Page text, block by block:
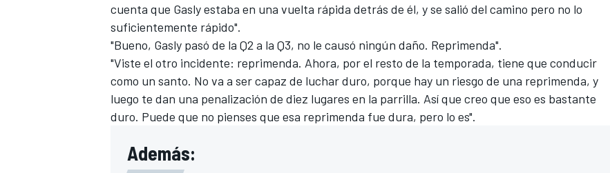
cuenta que Gasly estaba en una vuelta rápida detrás de él, y se salió del camino pero no lo
suficientemente rápido".
"Bueno, Gasly pasó de la Q2 a la Q3, no le causó ningún daño. Reprimenda".
"Viste el otro incidente: reprimenda. Ahora, por el resto de la temporada, tiene que conducir
como un santo. No va a ser capaz de luchar duro, porque hay un riesgo de una reprimenda, y
luego te dan una penalización de diez lugares en la parrilla. Así que creo que eso es bastante
duro. Puede que no pienses que esa reprimenda fue dura, pero lo es".
Además: